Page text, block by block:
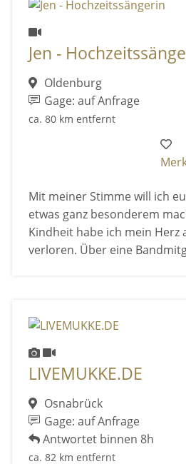
Jen -
Oldenburg
Gage: auf Anfrage
ca. 80 km entfernt
Mit meiner Stimme will ich
etwas ganz besonderem
Kindheit habe ich mein Herz
verloren. Über eine
LIVEMUKKE.DE
Osnabrück
Gage: auf Anfrage
Antwortet binnen 8h
ca. 82 km entfernt